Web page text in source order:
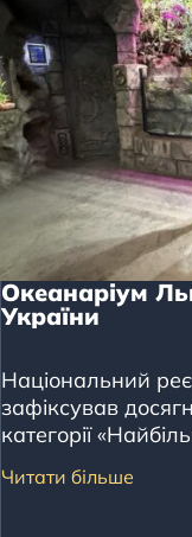
Океанаріум
України
Національний
зафіксував
категорії
Читати більше